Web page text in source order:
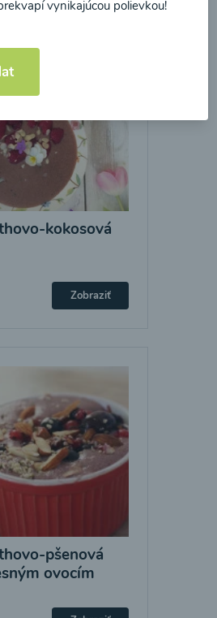
kokosová
Zobraziť
pšenová
ovocím
vynikajúcou polievkou!